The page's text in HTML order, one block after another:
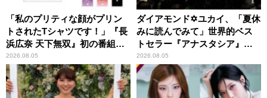
「私のプリティな顔がプリン
トされたTシャツです！」『長
浜広奈 天下無双』初の番組グ
ッズ発売
2026.08.05
ダイアモンド✡ユカイ、「夏休
みに読んでみて」世界的ベス
トセラー『アナスタシア』を
紹介
2026.08.05